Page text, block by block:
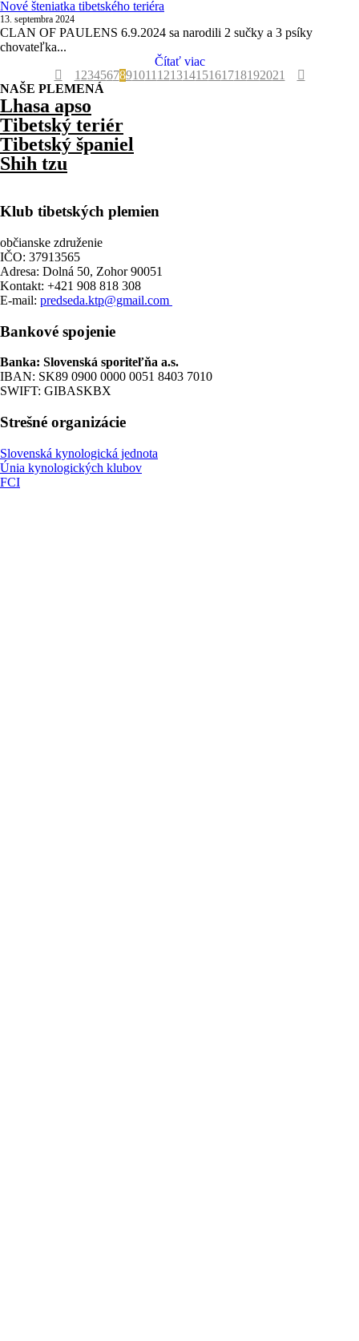
Nové šteniatka tibetského teriéra
13. septembra 2024
CLAN OF PAULENS 6.9.2024 sa narodili 2 sučky a 3 psíky
chovateľka...
Čítať viac
123456789101112131415161718192021
NAŠE PLEMENÁ
Lhasa apso
Tibetský teriér
Tibetský španiel
Shih tzu
Klub tibetských plemien
občianske združenie
IČO: 37913565
Adresa: Dolná 50, Zohor 90051
Kontakt: +421 908 818 308
E-mail: predseda.ktp@gmail.com
Bankové spojenie
Banka: Slovenská sporiteľňa a.s.
IBAN: SK89 0900 0000 0051 8403 7010
SWIFT: GIBASKBX
Strešné organizácie
Slovenská kynologická jednota
Únia kynologických klubov
FCI